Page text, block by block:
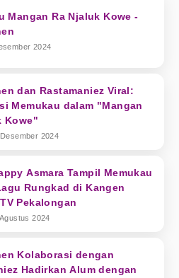
Mangan Ra Njaluk Kowe -
2024
dan Rastamaniez Viral:
Memukau dalam "Mangan
Kowe"
2024
Asmara Tampil Memukau
Rungkad di Kangen
Pekalongan
2024
Kolaborasi dengan
Hadirkan Alum dengan